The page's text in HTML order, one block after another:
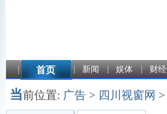
首页 新闻 娱体 财经
当前位置: 广告 > 四川视窗网 >